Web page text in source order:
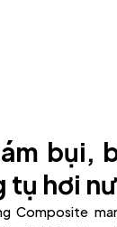
bụi,
tụ hơi
Composite